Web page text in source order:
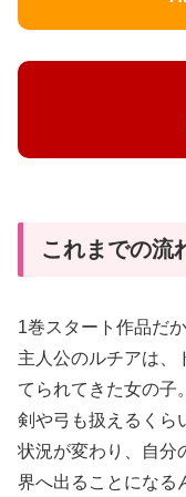
これまでの流
1巻スタート作品だ
主人公のルチアは、
てられてきた女の子。
剣や弓も扱えるくら
状況が変わり、自分
界へ出ることになる